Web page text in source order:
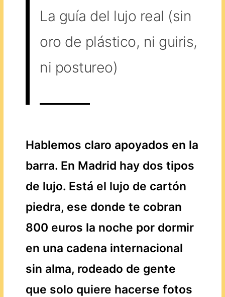
La guía del lujo real (sin
oro de plástico, ni guiris,
ni postureo)
Hablemos claro apoyados en la
barra. En Madrid hay dos tipos
de lujo. Está el lujo de cartón
piedra, ese donde te cobran
800 euros la noche por dormir
en una cadena internacional
sin alma, rodeado de gente
que solo quiere hacerse fotos